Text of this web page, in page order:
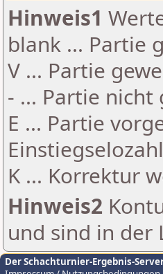
Hinweis1
blank ... Partie
V ... Partie
- ... Partie nicht
E ... Partie
K ... Korrektur
Hinweis2
und sind in der
Der Schachturnier-Ergebnis-